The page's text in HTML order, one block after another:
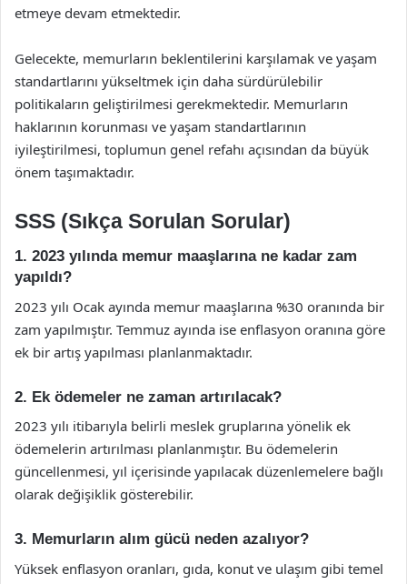
etmeye devam etmektedir.
Gelecekte, memurların beklentilerini karşılamak ve yaşam
standartlarını yükseltmek için daha sürdürülebilir
politikaların geliştirilmesi gerekmektedir. Memurların
haklarının korunması ve yaşam standartlarının
iyileştirilmesi, toplumun genel refahı açısından da büyük
önem taşımaktadır.
SSS (Sıkça Sorulan Sorular)
1. 2023 yılında memur maaşlarına ne kadar zam
yapıldı?
2023 yılı Ocak ayında memur maaşlarına %30 oranında bir
zam yapılmıştır. Temmuz ayında ise enflasyon oranına göre
ek bir artış yapılması planlanmaktadır.
2. Ek ödemeler ne zaman artırılacak?
2023 yılı itibarıyla belirli meslek gruplarına yönelik ek
ödemelerin artırılması planlanmıştır. Bu ödemelerin
güncellenmesi, yıl içerisinde yapılacak düzenlemelere bağlı
olarak değişiklik gösterebilir.
3. Memurların alım gücü neden azalıyor?
Yüksek enflasyon oranları, gıda, konut ve ulaşım gibi temel